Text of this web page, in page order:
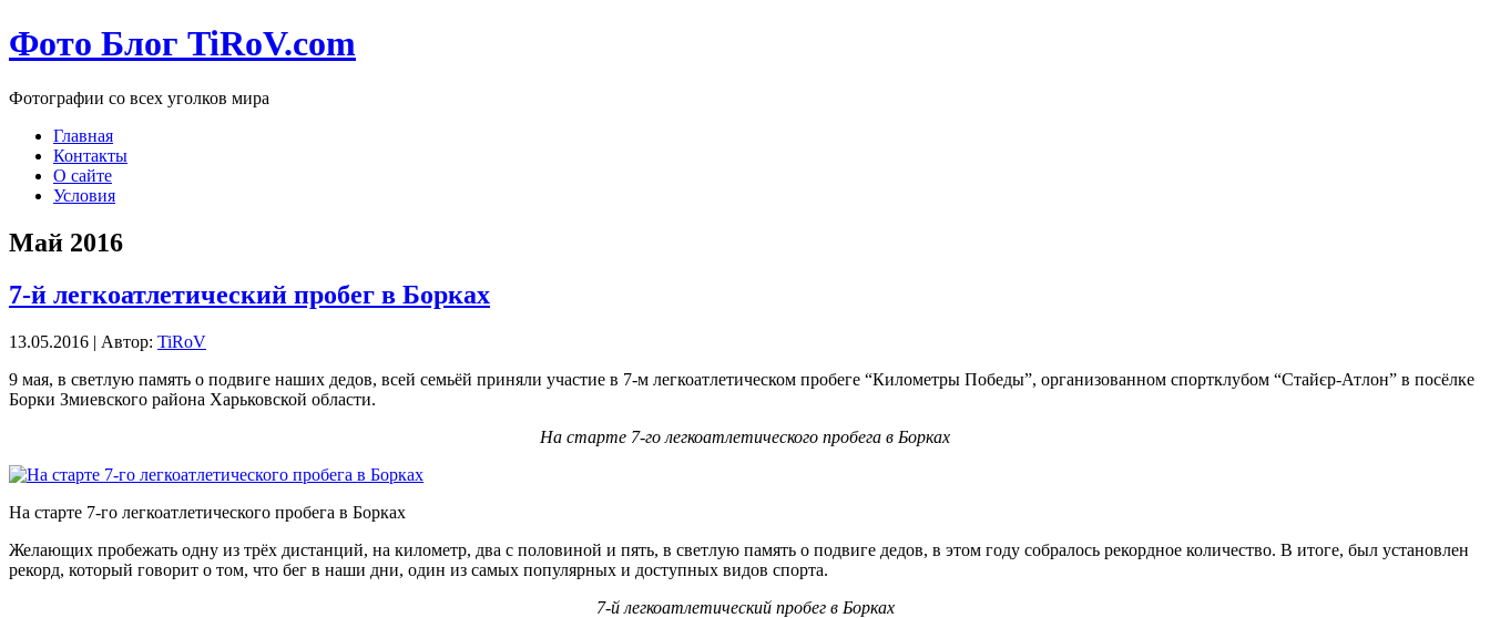
Фото Блог TiRoV.com
Фотографии со всех уголков мира
Главная
Контакты
О сайте
Условия
Май 2016
7-й легкоатлетический пробег в Борках
13.05.2016 | Автор: TiRoV
9 мая, в светлую память о подвиге наших дедов, всей семьёй приняли участие в 7-м легкоатлетическом пробеге “Километры Победы”, организованном спортклубом “Стайєр-Атлон” в посёлке
Борки Змиевского района Харьковской области.
На старте 7-го легкоатлетического пробега в Борках
На старте 7-го легкоатлетического пробега в Борках
Желающих пробежать одну из трёх дистанций, на километр, два с половиной и пять, в светлую память о подвиге дедов, в этом году собралось рекордное количество. В итоге, был установлен
рекорд, который говорит о том, что бег в наши дни, один из самых популярных и доступных видов спорта.
7-й легкоатлетический пробег в Борках